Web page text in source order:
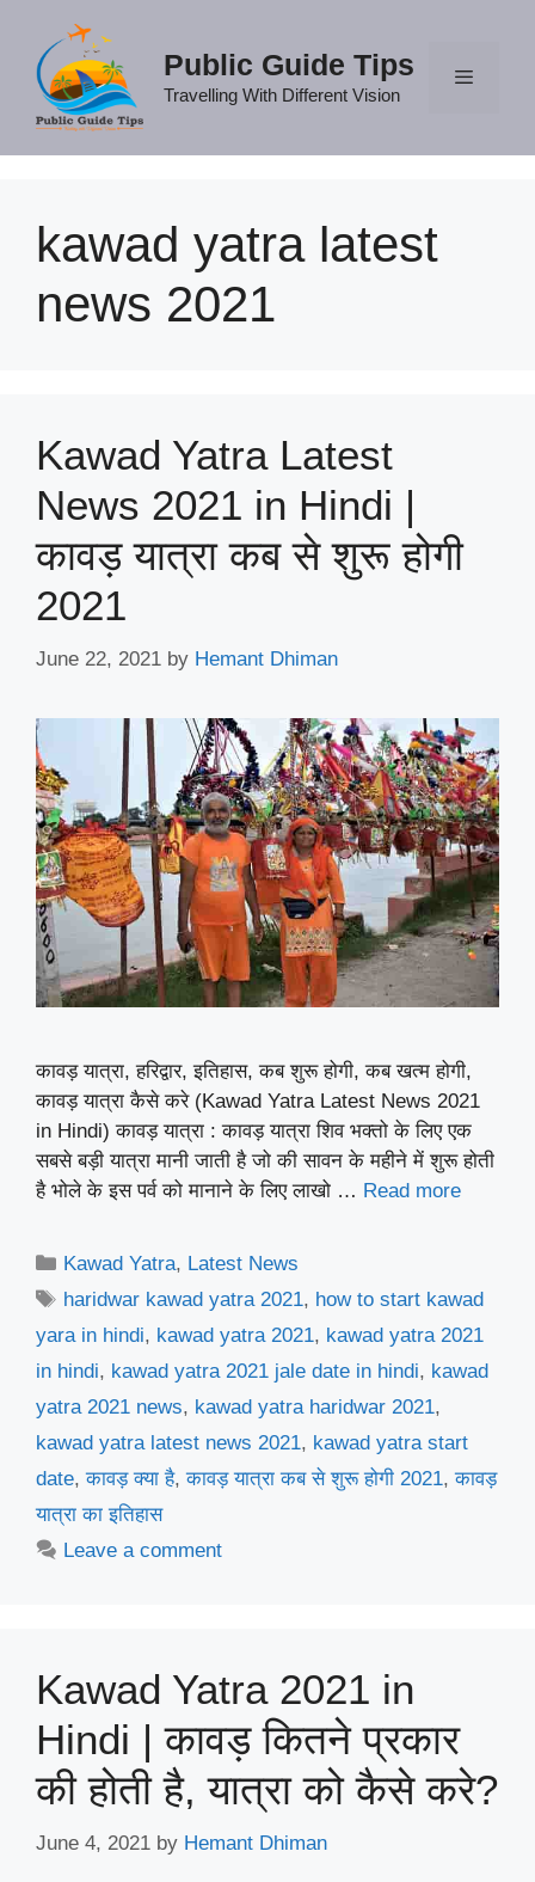
content
Public Guide Tips
Travelling With Different Vision
kawad yatra latest
news 2021
Kawad Yatra Latest
News 2021 in Hindi |
कावड़ यात्रा कब से शुरू होगी
2021
June 22, 2021 by Hemant Dhiman
कावड़ यात्रा, हरिद्वार, इतिहास, कब शुरू होगी, कब खत्म होगी,
कावड़ यात्रा कैसे करे (Kawad Yatra Latest News 2021
in Hindi) कावड़ यात्रा : कावड़ यात्रा शिव भक्तो के लिए एक
सबसे बड़ी यात्रा मानी जाती है जो की सावन के महीने में शुरू होती
है भोले के इस पर्व को मानाने के लिए लाखो … Read more
Categories
Kawad Yatra, Latest News
Tags
haridwar kawad yatra 2021, how to start kawad
yara in hindi, kawad yatra 2021, kawad yatra 2021
in hindi, kawad yatra 2021 jale date in hindi, kawad
yatra 2021 news, kawad yatra haridwar 2021,
kawad yatra latest news 2021, kawad yatra start
date,कावड़ क्या है,कावड़ यात्रा कब से शुरू होगी 2021,कावड़
यात्रा का इतिहास
Leave a comment
Kawad Yatra 2021 in
Hindi | कावड़ कितने प्रकार
की होती है, यात्रा को कैसे करे?
June 4, 2021 by Hemant Dhiman